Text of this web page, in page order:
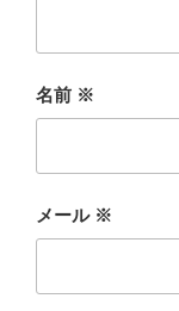
名前 ※
メール ※